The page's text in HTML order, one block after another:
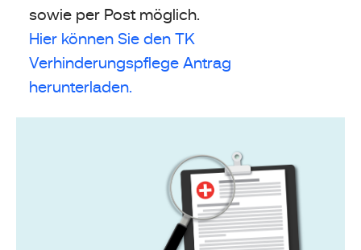
sowie per Post möglich.
Hier können Sie den TK
Verhinderungspflege Antrag
herunterladen.